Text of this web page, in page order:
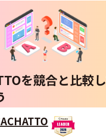
を競合と比較